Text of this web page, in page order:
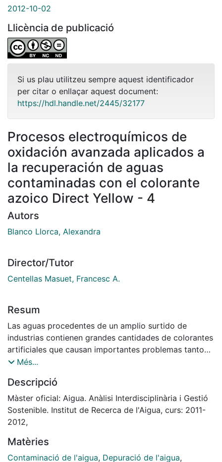
2012-10-02
Llicència de publicació
Si us plau utilitzeu sempre aquest identificador
per citar o enllaçar aquest document:
https://hdl.handle.net/2445/32177
Procesos electroquímicos de
oxidación avanzada aplicados a
la recuperación de aguas
contaminadas con el colorante
azoico Direct Yellow - 4
Autors
Blanco Llorca, Alexandra
Director/Tutor
Centellas Masuet, Francesc A.
Resum
Las aguas procedentes de un amplio surtido de
industrias contienen grandes cantidades de colorantes
artificiales que causan importantes problemas tanto
ambientales como de salud. A lo largo de los últimos
difícil eliminación por los tratamientos denominados
convencionales, como por ejemplo los biológicos, así
que se han buscado nuevos procedimientos más
eficientes. De entre ellos destacan los procesos de
Fenton. En el presente trabajo se presentan los
fundamentos de los procesos de oxidación avanzada
Més...
Descripció
Màster oficial: Aigua. Anàlisi Interdisciplinària i Gestió
Sostenible. Institut de Recerca de l'Aigua, curs: 2011-
2012,
Matèries
Contaminació de l'aigua, Depuració de l'aigua,